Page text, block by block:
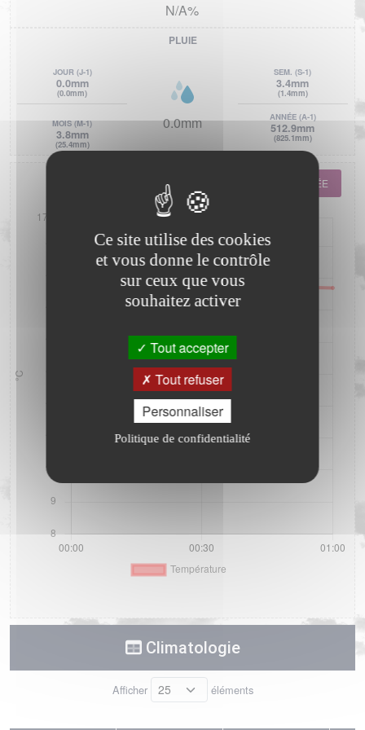
N/A%
PLUIE
JOUR (J-1)
0.0mm
(0.0mm)
MOIS(M-1)
3.8mm
(25.4mm)
0.0mm
SEM.(S-1)
3.4mm
(1.4mm)
ANNÉE (A-1)
512.9mm
(825.1mm)
MOIS JOURNÉE
Climatologie
Afficher éléments
Ce site utilise des cookies
et vous donne le contrôle
sur ceux que vous
souhaitez activer
Tout accepter
Tout refuser
Personnaliser
Politique de confidentialité